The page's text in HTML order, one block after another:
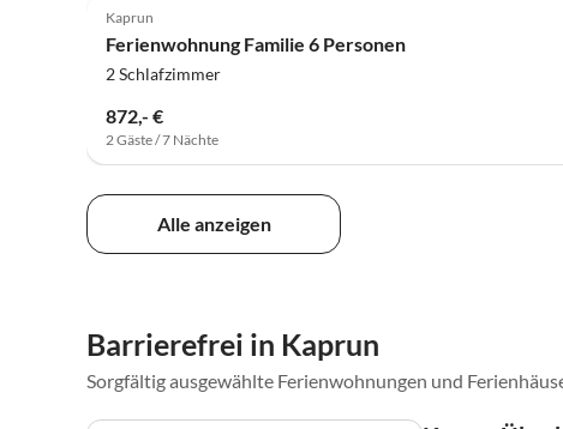
Kaprun
Ferienwohnung Familie 6 Personen
2 Schlafzimmer
872,- €
2 Gäste / 7 Nächte
Alle anzeigen
Barrierefrei in Kaprun
Sorgfältig ausgewählte Ferienwohnungen und